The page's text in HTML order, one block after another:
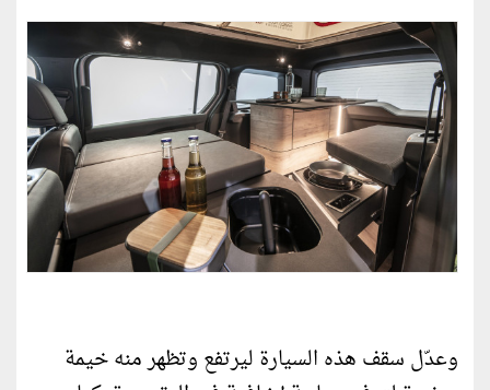
وعدّل سقف هذه السيارة ليرتفع وتظهر منه خيمة